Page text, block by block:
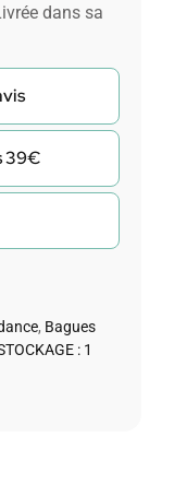
dans sa
39€
, Bagues
: 1